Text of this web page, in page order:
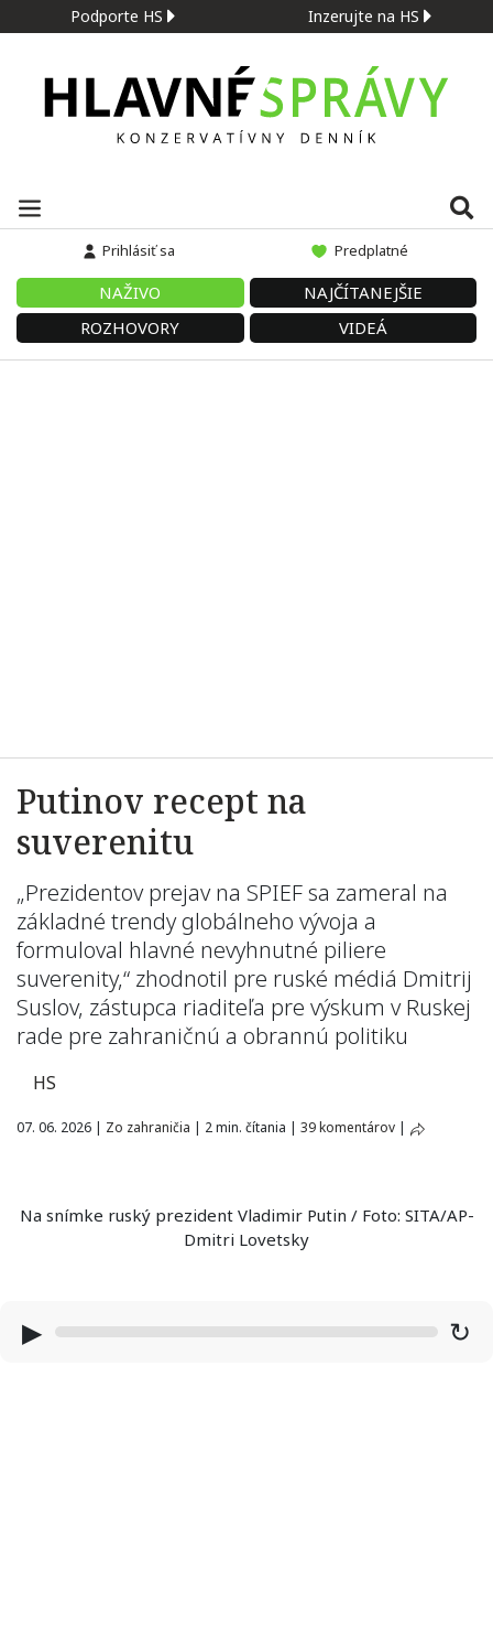
Podporte HS Inzerujte na HS
Prihlásiť sa Predplatné
NAŽIVO
NAJČÍTANEJŠIE
ROZHOVORY
VIDEÁ
Putinov recept na
suverenitu
„Prezidentov prejav na SPIEF sa zameral na
základné trendy globálneho vývoja a
formuloval hlavné nevyhnutné piliere
suverenity,“ zhodnotil pre ruské médiá Dmitrij
Suslov, zástupca riaditeľa pre výskum v Ruskej
rade pre zahraničnú a obrannú politiku
HS
07. 06. 2026 | Zo zahraničia | 2 min. čítania | 39 komentárov |
Na snímke ruský prezident Vladimir Putin / Foto: SITA/AP-
Dmitri Lovetsky
▶ ↻